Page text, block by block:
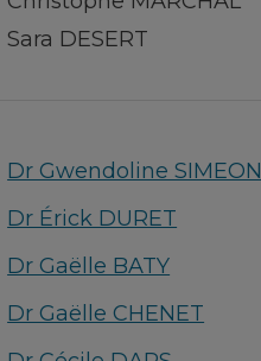
Sara DESERT
Dr Gwendoline SIMEON
Dr Érick DURET
Dr Gaëlle BATY
Dr Gaëlle CHENET